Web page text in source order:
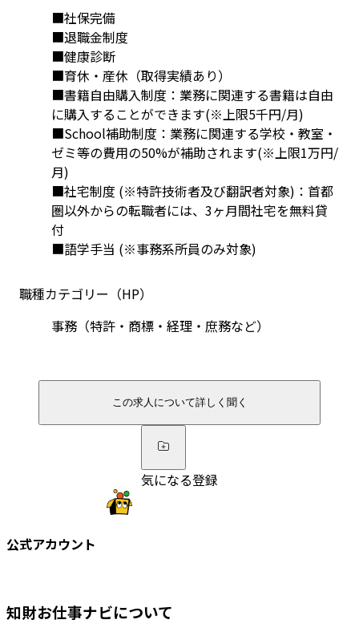
■社保完備
■退職金制度
■健康診断
■育休・産休（取得実績あり）
■書籍自由購入制度：業務に関連する書籍は自由
に購入することができます(※上限5千円/月)
■School補助制度：業務に関連する学校・教室・
ゼミ等の費用の50%が補助されます(※上限1万円/
月)
■社宅制度 (※特許技術者及び翻訳者対象)：首都
圏以外からの転職者には、3ヶ月間社宅を無料貸
付
■語学手当 (※事務系所員のみ対象)
職種カテゴリー（HP）
事務（特許・商標・経理・庶務など）
この求人について詳しく聞く
気になる登録
公式アカウント
知財お仕事ナビについて